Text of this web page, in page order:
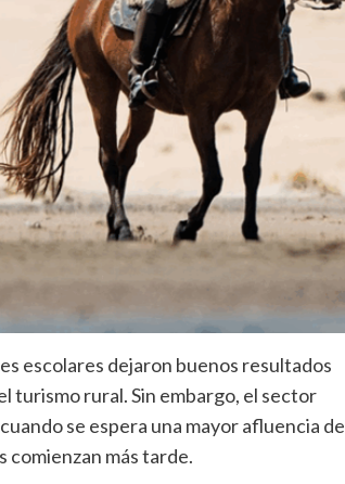
escolares dejaron buenos resultados
turismo rural. Sin embargo, el sector
se espera una mayor afluencia de
más tarde.